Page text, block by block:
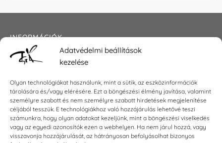
Adatvédelmi beállítások
kezelése
Olyan technológiákat használunk, mint a sütik, az eszközinformációk
tárolására és/vagy elérésére. Ezt a böngészési élmény javítása, valamint
személyre szabott és nem személyre szabott hirdetések megjelenítése
céljából tesszük. E technológiákhoz való hozzájárulás lehetővé teszi
számunkra, hogy olyan adatokat kezeljünk, mint a böngészési viselkedés
vagy az egyedi azonosítók ezen a webhelyen. Ha nem járul hozzá, vagy
visszavonja hozzájárulását, az hátrányosan befolyásolhat bizonyos
INFORMÁCIÓK
Általános szerződési feltételek
Impresszum
KAPCSOLAT
E-mail:shop@torokszilvi.com